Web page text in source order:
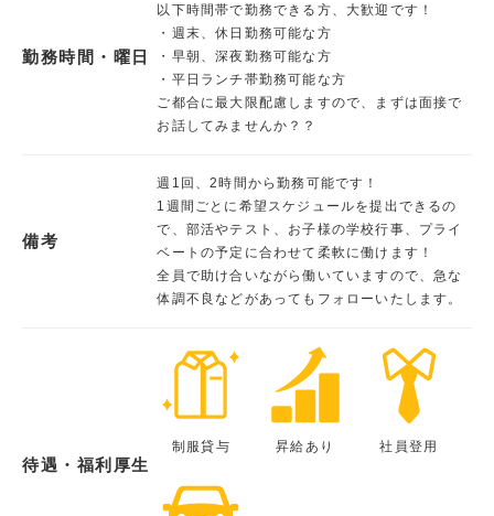
勤務時間・曜日
以下時間帯で勤務できる方、大歓迎です！
・週末、休日勤務可能な方
・早朝、深夜勤務可能な方
・平日ランチ帯勤務可能な方
ご都合に最大限配慮しますので、まずは面接で
お話してみませんか？？
備考
週1回、2時間から勤務可能です！
1週間ごとに希望スケジュールを提出できるの
で、部活やテスト、お子様の学校行事、プライ
ベートの予定に合わせて柔軟に働けます！
全員で助け合いながら働いていますので、急な
体調不良などがあってもフォローいたします。
待遇・福利厚生
制服貸与 昇給あり 社員登用